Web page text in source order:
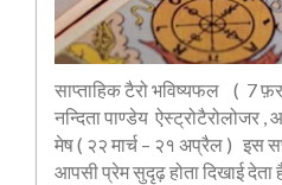
साप्ताहिक टैरो भविष्यफल ( 7
नन्दिता पाण्डेय ऐस्ट्रोटैरोलोजर
मेष ( २२ मार्च – २१ अप्रैल ) इस
आपसी प्रेम सुदृढ़ होता दिखाई